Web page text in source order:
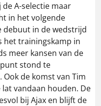
A-selectie maar
in het volgende
debuut in de wedstrijd
het trainingskamp in
meer kansen van de
stond te
Ook de komst van Tim
vandaan houden. De
bij Ajax en blijft de